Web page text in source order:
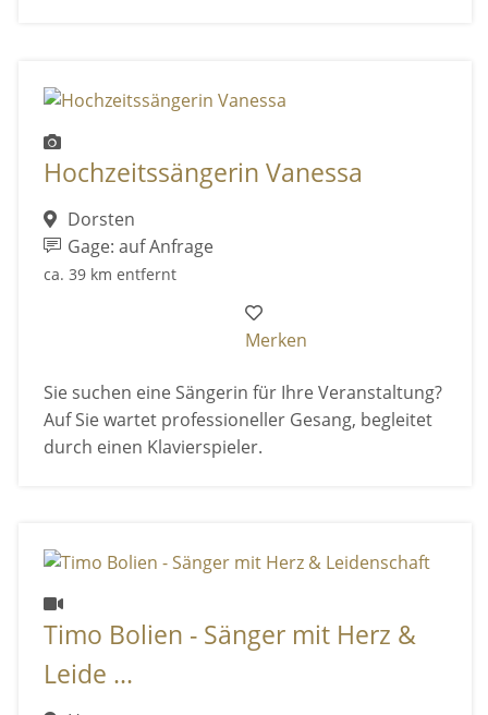
Hochzeitssängerin Vanessa
Dorsten
Gage: auf Anfrage
ca. 39 km entfernt
Merken
Sie suchen eine Sängerin für Ihre Veranstaltung?
Auf Sie wartet professioneller Gesang, begleitet
durch einen Klavierspieler.
Timo Bolien - Sänger mit Herz &
Leide ...